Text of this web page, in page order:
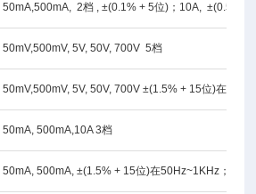
50mA,500mA, 2档 , ±(0.1% + 5位)；10A, ±(0.5% +
50mV,500mV, 5V, 50V, 700V 5档
50mV,500mV, 5V, 50V, 700V ±(1.5% + 15位)在
50mA, 500mA,10A 3档
50mA, 500mA, ±(1.5% + 15位)在50Hz~1KHz；